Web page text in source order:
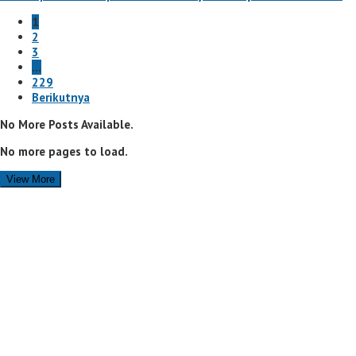
1
2
3
…
229
Berikutnya
No More Posts Available.
No more pages to load.
View More